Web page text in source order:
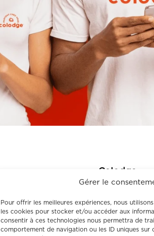
Gérer le
Pour offrir les meilleures expériences, nous
les cookies pour stocker et/ou accéder aux
consentir à ces technologies nous permettra de
comportement de navigation ou les ID uniques sur
Colodge
À propos
Le coliving
Corporate
Nos maisons